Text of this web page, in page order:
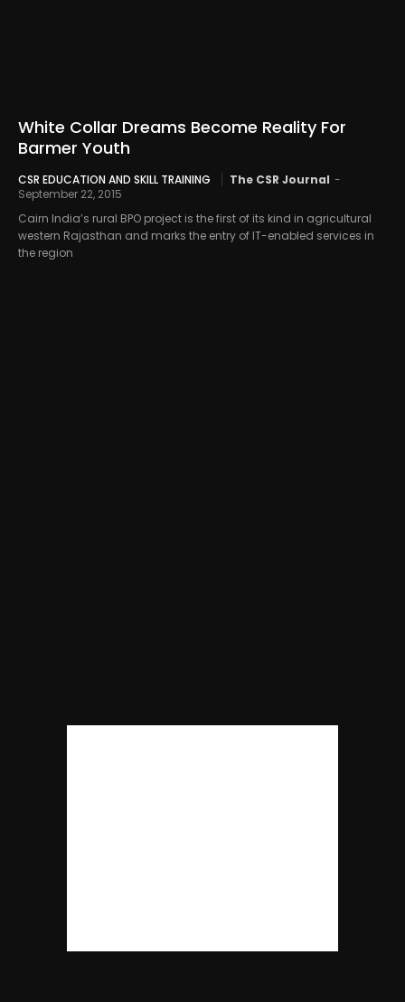
White Collar Dreams Become Reality For
Barmer Youth
CSR EDUCATION AND SKILL TRAINING The CSR Journal -
September 22, 2015
Cairn India’s rural BPO project is the first of its kind in agricultural
western Rajasthan and marks the entry of IT-enabled services in
the region